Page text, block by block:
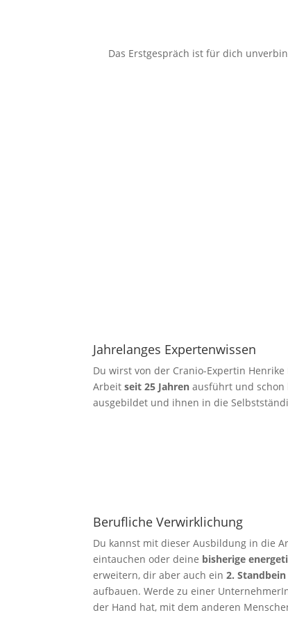
Das Erstgespräch ist für dich
Jahrelanges Expertenwissen
Du wirst von der Cranio-Expertin
Arbeitseit 25 Jahren ausführt und schon
ausgebildet und ihnen in die
Berufliche Verwirklichung
Du kannst mit dieser Ausbildung in die
eintauchen oder deine bisherige
erweitern, dir aber auch ein 2.
aufbauen. Werde zu einer
der Hand hat, mit dem anderen